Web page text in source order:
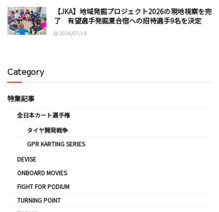
【JKA】地域発掘プロジェクト2026の現地視察を完
了 有望選手発掘夏合宿への招待選手9名を決定
2026/07/16
Category
特集記事
全日本カート選手権
タイヤ開発戦争
GPR KARTING SERIES
DEVISE
ONBOARD MOVIES
FIGHT FOR PODIUM
TURNING POINT